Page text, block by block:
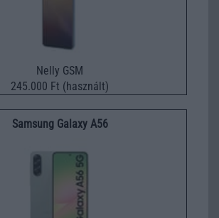
Nelly GSM
245.000 Ft (használt)
Samsung Galaxy A56